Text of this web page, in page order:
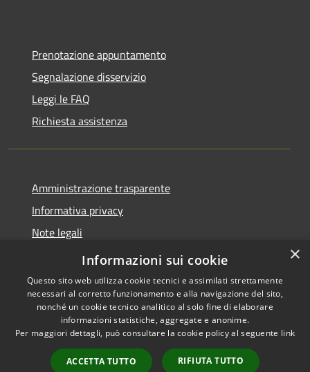
Prenotazione appuntamento
Segnalazione disservizio
Leggi le FAQ
Richiesta assistenza
Amministrazione trasparente
Informativa privacy
Note legali
Dichiarazione di accessibilità
Accessibilità
Copyright © 2026 • Comune di
San Martino Valle Caudina •
Powered byMunicipium
×
Informazioni sui cookie
Questo sito web utilizza cookie tecnici e assimilati strettamente
necessari al corretto funzionamento e alla navigazione del sito,
nonché un cookie tecnico analitico al solo fine di elaborare
informazioni statistiche, aggregate e anonime.
Per maggiori dettagli, può consultare la cookie policy al seguente link
ACCETTA TUTTO RIFIUTA TUTTO